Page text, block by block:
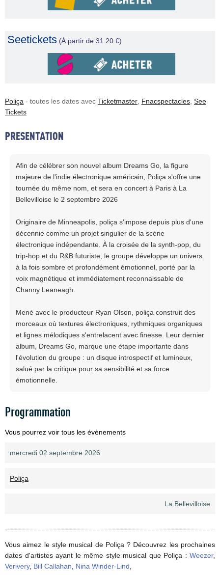
Seetickets (À partir de 31.20 €)
Poliça - toutes les dates avec Ticketmaster, Fnacspectacles, See
Tickets
PRESENTATION
Afin de célébrer son nouvel album Dreams Go, la figure
majeure de l'indie électronique américain, Poliça s'offre une
tournée du même nom, et sera en concert à Paris à La
Bellevilloise le 2 septembre 2026
Originaire de Minneapolis, poliça s'impose depuis plus d'une
décennie comme un projet singulier de la scène
électronique indépendante. À la croisée de la synth-pop, du
trip-hop et du R&B futuriste, le groupe développe un univers
à la fois sombre et profondément émotionnel, porté par la
voix magnétique et immédiatement reconnaissable de
Channy Leaneagh.
Mené avec le producteur Ryan Olson, poliça construit des
morceaux où textures électroniques, rythmiques organiques
et lignes mélodiques s'entrelacent avec finesse. Leur dernier
album, Dreams Go, marque une étape importante dans
l'évolution du groupe : un disque introspectif et lumineux,
salué par la critique pour sa sensibilité et sa force
émotionnelle.
Programmation
Vous pourrez voir tous les évènements
mercredi 02 septembre 2026
Poliça
La Bellevilloise
Vous aimez le style musical de Poliça ? Découvrez les prochaines
dates d'artistes ayant le même style musical que Poliça : Weezer,
Verivery, Bill Callahan, Nina Winder-Lind,